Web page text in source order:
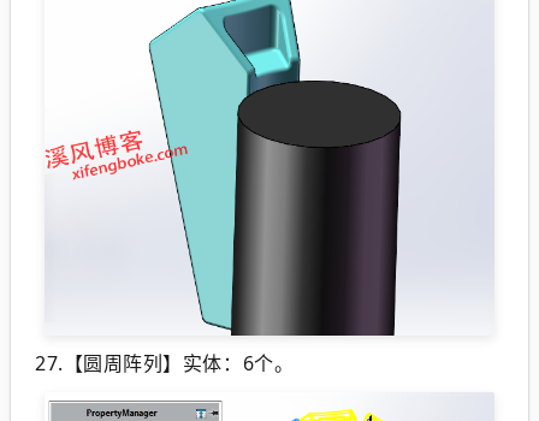
27.【圆周阵列】实体：6个。